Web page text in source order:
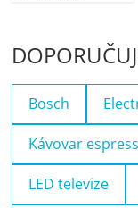
Bosch
Kávovar
LED televize